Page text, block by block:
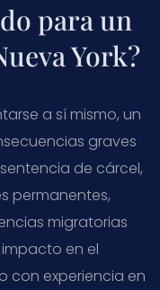
para un
York?
a sí mismo, un
graves
de cárcel,
permanentes,
migratorias
en el
con experiencia en